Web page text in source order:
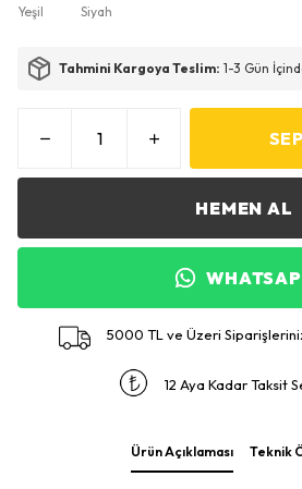
Yeşil Siyah
Tahmini Kargoya Teslim: 1-3 Gün
HEMEN AL
5000 TL ve Üzeri
12 Aya Kadar Taksit
Ürün Açıklaması Teknik